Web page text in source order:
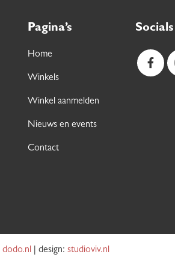
Pagina’s
Home
Winkels
Winkel aanmelden
Nieuws en events
Contact
Socials
dodo.nl design: studioviv.nl